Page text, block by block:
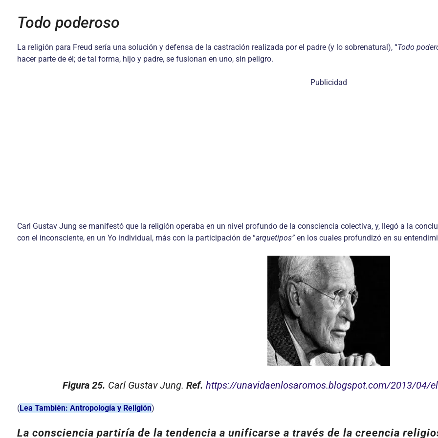
Todo poderoso
La re­ligión para Freud sería una solución y defen­sa de la castración realizada por el padre (y lo sobrenatural), “Todo
hacer parte de él; de tal forma, hijo y padre, se fu­sionan en uno, sin peligro.
Publicidad
Carl Gustav Jung se manifestó que la religión operaba en un nivel profundo de la consciencia colectiva, y, llegó a la
con el inconsciente, en un Yo individual, más con la participación de “arquetipos” en los cuales profundizó en su
Figura 25. Carl Gustav Jung. Ref. https://unavidaenlosaromos.blogspot.com/2013/04/
(Lea También: Antropología y Religión)
La consciencia partiría de la tendencia a unificarse a través de la creencia